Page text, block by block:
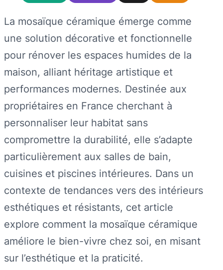
La mosaïque céramique émerge comme
une solution décorative et fonctionnelle
pour rénover les espaces humides de la
maison, alliant héritage artistique et
performances modernes. Destinée aux
propriétaires en France cherchant à
personnaliser leur habitat sans
compromettre la durabilité, elle s’adapte
particulièrement aux salles de bain,
cuisines et piscines intérieures. Dans un
contexte de tendances vers des intérieurs
esthétiques et résistants, cet article
explore comment la mosaïque céramique
améliore le bien-vivre chez soi, en misant
sur l’esthétique et la praticité.